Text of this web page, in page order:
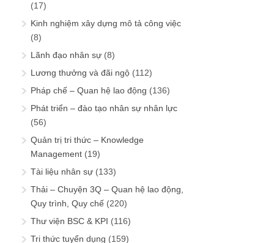
(17)
Kinh nghiệm xây dựng mô tả công việc
(8)
Lãnh đạo nhân sự (8)
Lương thưởng và đãi ngộ (112)
Pháp chế – Quan hệ lao động (136)
Phát triển – đào tạo nhân sự nhân lực
(56)
Quản trị tri thức – Knowledge
Management (19)
Tài liệu nhân sự (133)
Thải – Chuyện 3Q – Quan hệ lao động,
Quy trình, Quy chế (220)
Thư viện BSC & KPI (116)
Tri thức tuyển dụng (159)